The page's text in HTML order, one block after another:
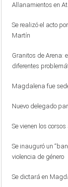
Allanamientos en
Se realizó el acto
Martín
Granitos de Arena:
diferentes
Magdalena fue
Nuevo delegado
Se vienen los
Se inauguró un
violencia de género
Se dictará en